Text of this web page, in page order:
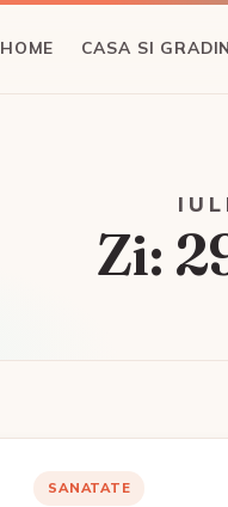
HOME CASA SI
Zi:
SANATATE